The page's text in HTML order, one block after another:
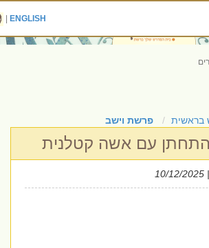
ENGLISH
|
פרשת וישב
עם אשה קטלנית